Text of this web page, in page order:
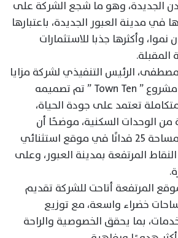
الجديدة، وهو ما شجع الشركة على
في مدينة العبور الجديدة، باعتبارها
وأكثرها جذبا للاستثمارات
المقبلة.
الرئيس التنفيذي لشركة مزايا
للتطوير العقاري، أن مشروع ” Town Ten ” تم تصميمه
تعتمد على جودة الحياة،
الوحدات السكنية، موضحًا أن
المشروع يقام على مساحة 25 فدانًا في موقع استثنائي
المرتفعة بمدينة العبور، وعلى
المرتفعة أتاحت للشركة تقديم
خضراء واسعة، مع توزيع
بما يحقق الخصوصية والراحة